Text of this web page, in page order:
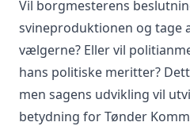
Vil borgmesterens
svineproduktionen og tage
vælgerne? Eller vil
hans politiske meritter?
men sagens udvikling vil
betydning for Tønder